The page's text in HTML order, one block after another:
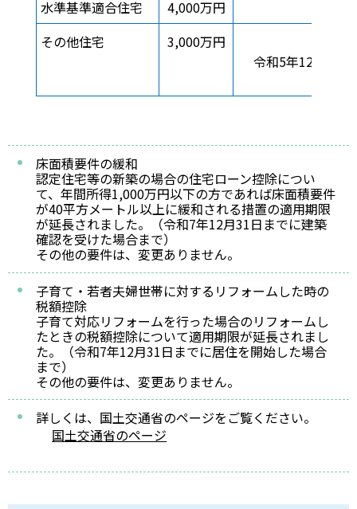
水準基準適合住宅
4,000万円
その他住宅
3,000万円
令和5年12月31
床面積要件の緩和
認定住宅等の新築の場合の住宅ローン控除につい
て、年間所得1,000万円以下の方であれば床面積要件
が40平方メートル以上に緩和される措置の適用期限
が延長されました。（令和7年12月31日までに建築
確認を受けた場合まで）
その他の要件は、変更ありません。
子育て・若者夫婦世帯に対するリフォームした時の
税額控除
子育て対応リフォームを行った場合のリフォームし
たときの税額控除について適用期限が延長されまし
た。（令和7年12月31日までに居住を開始した場合
まで）
その他の要件は、変更ありません。
詳しくは、国土交通省のページをご覧ください。
国土交通省のページ